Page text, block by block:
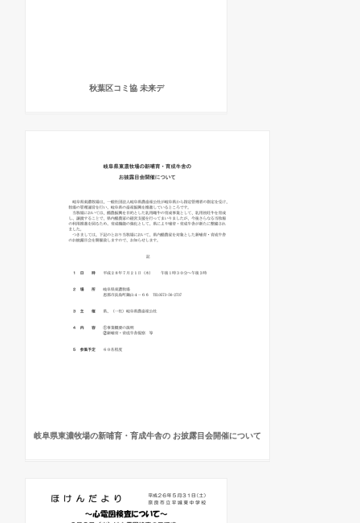
秋葉区コミ協 未来デ
岐阜県東濃牧場の新哺育・育成牛舎の お披露目会開催について